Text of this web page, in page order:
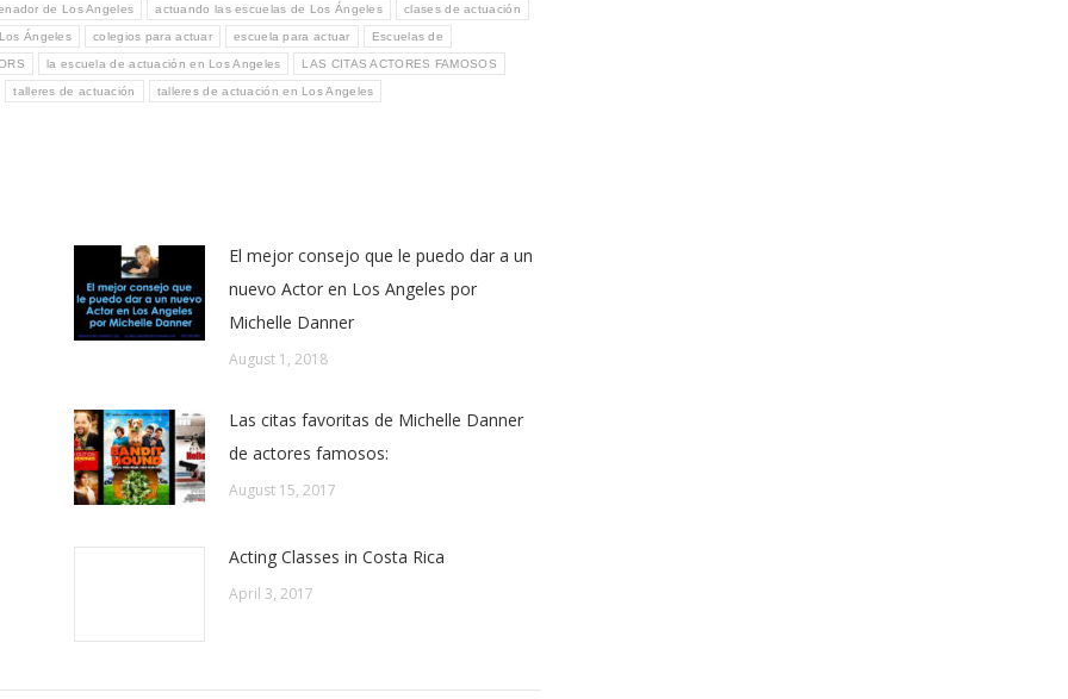
de Los Angeles actuando las escuelas de Los Ángeles clases de actuación
Ángeles colegios para actuar escuela para actuar Escuelas de
la escuela de actuación en Los Angeles LAS CITAS ACTORES FAMOSOS
talleres de actuación talleres de actuación en Los Angeles
El mejor consejo que le puedo dar a un
nuevo Actor en Los Angeles por
Michelle Danner
August 1, 2018
Las citas favoritas de Michelle Danner
de actores famosos:
August 15, 2017
Acting Classes in Costa Rica
April 3, 2017